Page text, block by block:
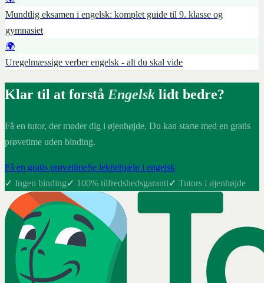
Mundtlig eksamen i engelsk: komplet guide til 9. klasse og
gymnasiet
🌍
Uregelmæssige verber engelsk - alt du skal vide
Klar til at forstå Engelsk lidt bedre?
Få en tutor, der møder dig i øjenhøjde. Du kan starte med en gratis
prøvetime uden binding.
Få en gratis prøvetimeSe lektiehjælp i engelsk
✓ Ingen binding✓ 100% tilfredshedsgaranti✓ Tutors i øjenhøjde